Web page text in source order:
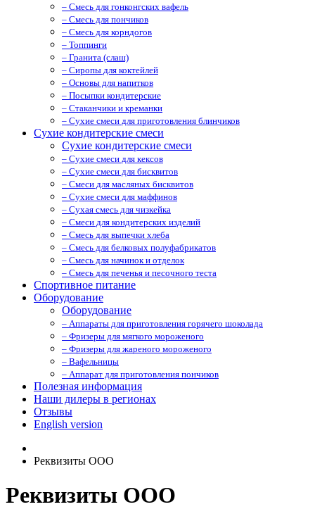
– Смесь для гонконгских вафель
– Смесь для пончиков
– Смесь для корндогов
– Топпинги
– Гранита (слаш)
– Cиропы для коктейлей
– Основы для напитков
– Посыпки кондитерские
– Стаканчики и креманки
– Сухие смеси для приготовления блинчиков
Сухие кондитерские смеси
Сухие кондитерские смеси
– Сухие смеси для кексов
– Сухие смеси для бисквитов
– Смеси для масляных бисквитов
– Сухие смеси для маффинов
– Сухая смесь для чизкейка
– Смеси для кондитерских изделий
– Смесь для выпечки хлеба
– Смесь для белковых полуфабрикатов
– Смесь для начинок и отделок
– Смесь для печенья и песочного теста
Спортивное питание
Оборудование
Оборудование
– Аппараты для приготовления горячего шоколада
– Фризеры для мягкого мороженого
– Фризеры для жареного мороженого
– Вафельницы
– Аппарат для приготовления пончиков
Полезная информация
Наши дилеры в регионах
Отзывы
English version
Реквизиты ООО
Реквизиты ООО